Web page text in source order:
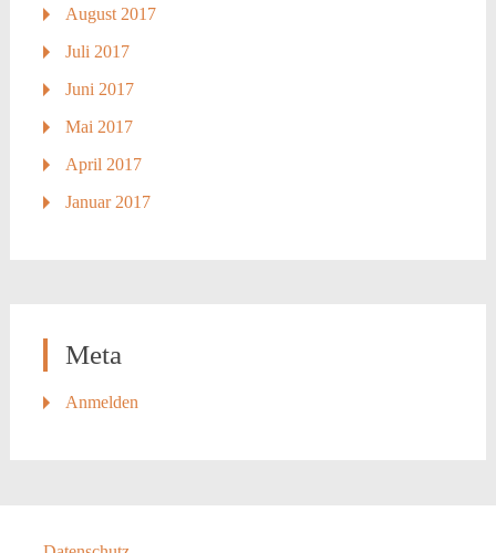
August 2017
Juli 2017
Juni 2017
Mai 2017
April 2017
Januar 2017
Meta
Anmelden